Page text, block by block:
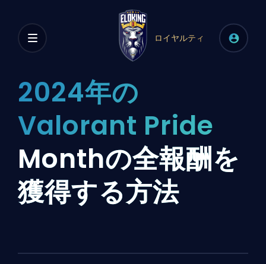
ロイヤルティ
2024年の
Valorant Pride
Monthの全報酬を
獲得する方法